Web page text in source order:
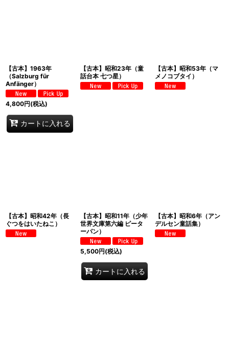
【古本】1963年
（Salzburg für
Anfänger）
4,800円(税込)
カートに入れる
【古本】昭和23年（童
話台本 七つ星）
【古本】昭和53年（マ
メノコブタイ）
【古本】昭和42年（長
ぐつをはいたねこ）
【古本】昭和11年（少年
世界文庫第六編 ピータ
ーパン）
5,500円(税込)
カートに入れる
【古本】昭和6年（アン
デルセン童話集）